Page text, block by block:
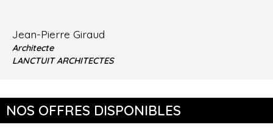
Jean-Pierre Giraud
Architecte
LANCTUIT ARCHITECTES
NOS OFFRES DISPONIBLES